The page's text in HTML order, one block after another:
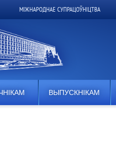
МІЖНАРОДНАЕ СУПРАЦОЎНІЦТВА
ВЫПУСКНІКАМ